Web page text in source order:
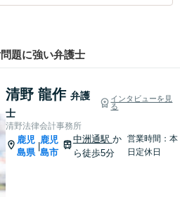
題に強い弁護士
清野 龍作 弁護
士
インタビューを見
る
清野法律会計事務所
鹿児
島県
|
鹿児
島市
中洲通駅 か
ら徒歩5分
営業時間：本
日定休日